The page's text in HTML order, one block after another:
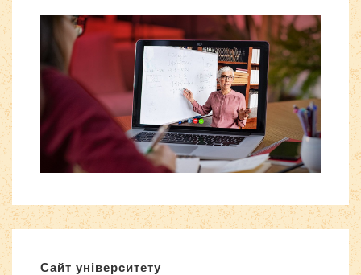
Сайт університету